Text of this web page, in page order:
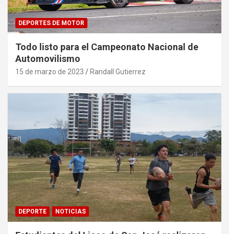
DEPORTES DE MOTOR
Todo listo para el Campeonato Nacional de
Automovilismo
15 de marzo de 2023 Randall Gutierrez
DEPORTE NOTICIAS